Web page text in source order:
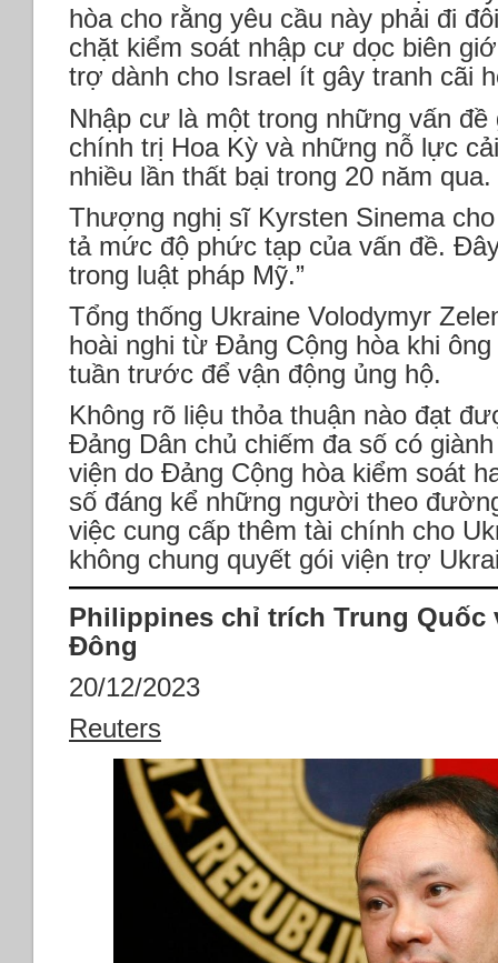
hòa cho rằng yêu cầu này phải đi
chặt kiểm soát nhập cư dọc biên
trợ dành cho Israel ít gây tranh cãi
Nhập cư là một trong những vấn
chính trị Hoa Kỳ và những nỗ lực
nhiều lần thất bại trong 20 năm qua.
Thượng nghị sĩ Kyrsten Sinema
tả mức độ phức tạp của vấn đề.
trong luật pháp Mỹ.”
Tổng thống Ukraine Volodymyr
hoài nghi từ Đảng Cộng hòa khi
tuần trước để vận động ủng hộ.
Không rõ liệu thỏa thuận nào đạt
Đảng Dân chủ chiếm đa số có
viện do Đảng Cộng hòa kiểm soát
số đáng kể những người theo
việc cung cấp thêm tài chính cho
không chung quyết gói viện trợ
Philippines chỉ trích Trung Quốc
Đông
20/12/2023
Reuters